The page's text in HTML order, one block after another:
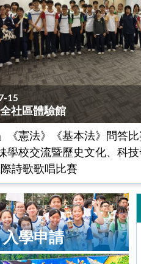
15
社區體驗館
《憲法》《基本法》問答比
學校交流暨歷史文化、科技
詩歌歌唱比賽
入學申請